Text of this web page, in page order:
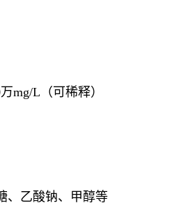
mg/L（可稀释）
、乙酸钠、甲醇等